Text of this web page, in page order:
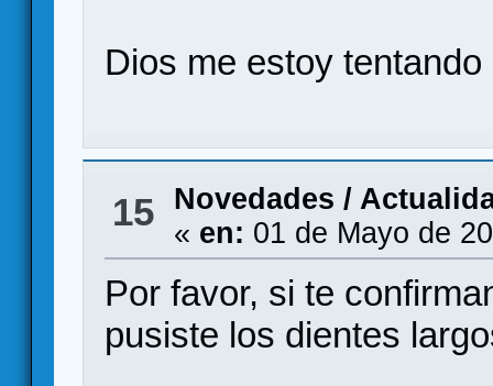
Dios me estoy
15
Novedades /
« en: 01 de Mayo de
Por favor, si te
pusiste los dientes